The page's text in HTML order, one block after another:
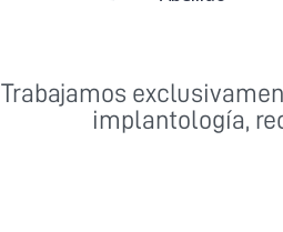
Trabajamos
implantología,